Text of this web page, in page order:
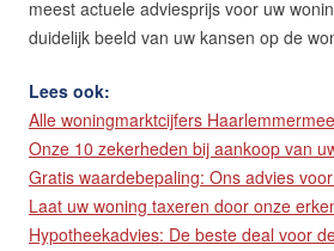
meest actuele adviesprijs voor uw
duidelijk beeld van uw kansen op de
Lees ook:
Alle woningmarktcijfers
Onze 10 zekerheden bij aankoop van
Gratis waardebepaling: Ons advies
Laat uw woning taxeren door onze
Hypotheekadvies: De beste deal voor